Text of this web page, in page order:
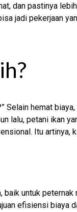
dan pastinya
jadi pekerjaan
Selain hemat
lalu, petani ikan
Itu artinya,
untuk peternak
efisiensi biaya